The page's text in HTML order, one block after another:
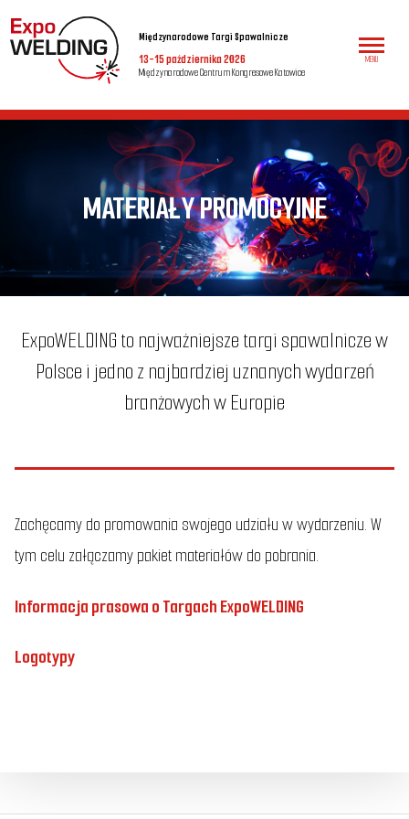
Międzynarodowe Targi Spawalnicze
13-15 października 2026
Międzynarodowe Centrum Kongresowe Katowice
MENU
MATERIAŁY PROMOCYJNE
ExpoWELDING to najważniejsze targi spawalnicze w
Polsce i jedno z najbardziej uznanych wydarzeń
branżowych w Europie
Zachęcamy do promowania swojego udziału w wydarzeniu. W
tym celu załączamy pakiet materiałów do pobrania.
Informacja prasowa o Targach ExpoWELDING
Logotypy